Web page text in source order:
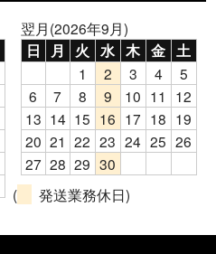
翌月(2026年9月)
日 月 火 水 木 金 土
1 2 3 4
5
6
7 8 9 10 11
12
13 14 15 16 17 18 19
20 21 22 23 24 25 26
27 28 29 30
(
発送業務休日)